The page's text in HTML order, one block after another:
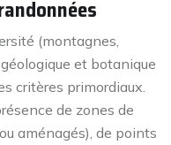
(montagnes,
et botanique
critères primordiaux.
de zones de
aménagés), de points